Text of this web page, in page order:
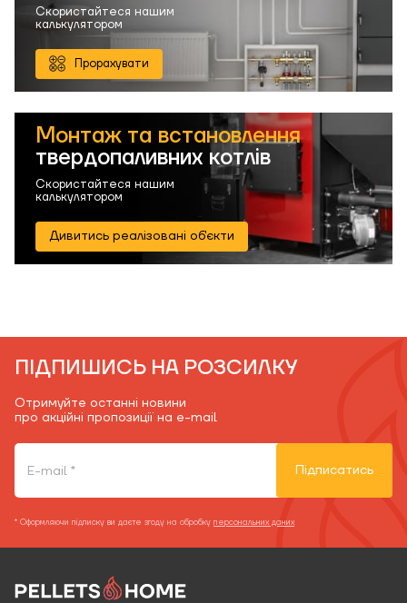
Скористайтеся нашим
калькулятором
Прорахувати
Монтаж та встановлення
твердопаливних котлів
Скористайтеся нашим
калькулятором
Дивитись реалізовані об'єкти
ПІДПИШИСЬ НА РОЗСИЛКУ
Отримуйте останні новини
про акційні пропозиції на e-mail
Підписатись
* Оформляючи підписку ви даєте згоду на обробку персональних даних